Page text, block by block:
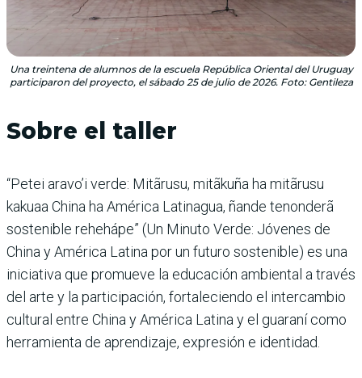
Una treintena de alumnos de la escuela República Oriental del Uruguay
participaron del proyecto, el sábado 25 de julio de 2026. Foto: Gentileza
Sobre el taller
“Petei aravo’i verde: Mitãrusu, mitãkuña ha mitãrusu
kakuaa China ha América Latinagua, ñande tenonderã
sostenible rehehápe” (Un Minuto Verde: Jóvenes de
China y América Latina por un futuro sostenible) es una
iniciativa que promueve la educación ambiental a través
del arte y la participación, fortaleciendo el intercambio
cultural entre China y América Latina y el guaraní como
herramienta de aprendizaje, expresión e identidad.